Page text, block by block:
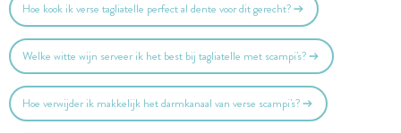
Hoe kook ik verse tagliatelle perfect al dente voor dit gerecht?
Welke witte wijn serveer ik het best bij tagliatelle met scampi's?
Hoe verwijder ik makkelijk het darmkanaal van verse scampi's?